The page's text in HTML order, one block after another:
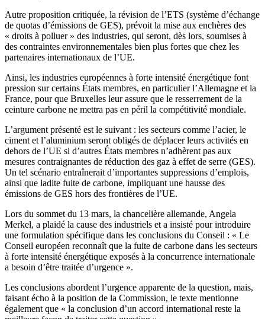
Autre proposition critiquée, la révision de l’ETS (système d’échange
de quotas d’émissions de GES), prévoit la mise aux enchères des
« droits à polluer » des industries, qui seront, dès lors, soumises à
des contraintes environnementales bien plus fortes que chez les
partenaires internationaux de l’UE.
Ainsi, les industries européennes à forte intensité énergétique font
pression sur certains États membres, en particulier l’Allemagne et la
France, pour que Bruxelles leur assure que le resserrement de la
ceinture carbone ne mettra pas en péril la compétitivité mondiale.
L’argument présenté est le suivant : les secteurs comme l’acier, le
ciment et l’aluminium seront obligés de déplacer leurs activités en
dehors de l’UE si d’autres États membres n’adhèrent pas aux
mesures contraignantes de réduction des gaz à effet de serre (GES).
Un tel scénario entraînerait d’importantes suppressions d’emplois,
ainsi que ladite fuite de carbone, impliquant une hausse des
émissions de GES hors des frontières de l’UE.
Lors du sommet du 13 mars, la chancelière allemande, Angela
Merkel, a plaidé la cause des industriels et a insisté pour introduire
une formulation spécifique dans les conclusions du Conseil : « Le
Conseil européen reconnaît que la fuite de carbone dans les secteurs
à forte intensité énergétique exposés à la concurrence internationale
a besoin d’être traitée d’urgence ».
Les conclusions abordent l’urgence apparente de la question, mais,
faisant écho à la position de la Commission, le texte mentionne
également que « la conclusion d’un accord international reste la